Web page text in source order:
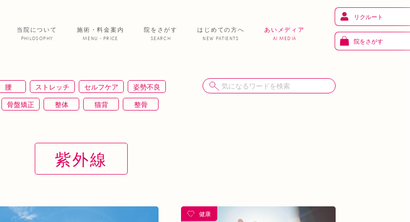
当院について
PHILOSOPHY
施術・料金案内
MENU・PRICE
院をさがす
SEARCH
はじめての方へ
NEW PATIENTS
あいメディア
AI MEDIA
院からのお便り トレーニング
リクルート
院をさがす
腰 ストレッチ セルフケア
姿勢不良
骨盤矯正 整体 猫背
整骨
睡眠不足 鶴橋
ストレス 背骨 腱鞘炎
自律神経失調症
美容鍼
紫外線
健康